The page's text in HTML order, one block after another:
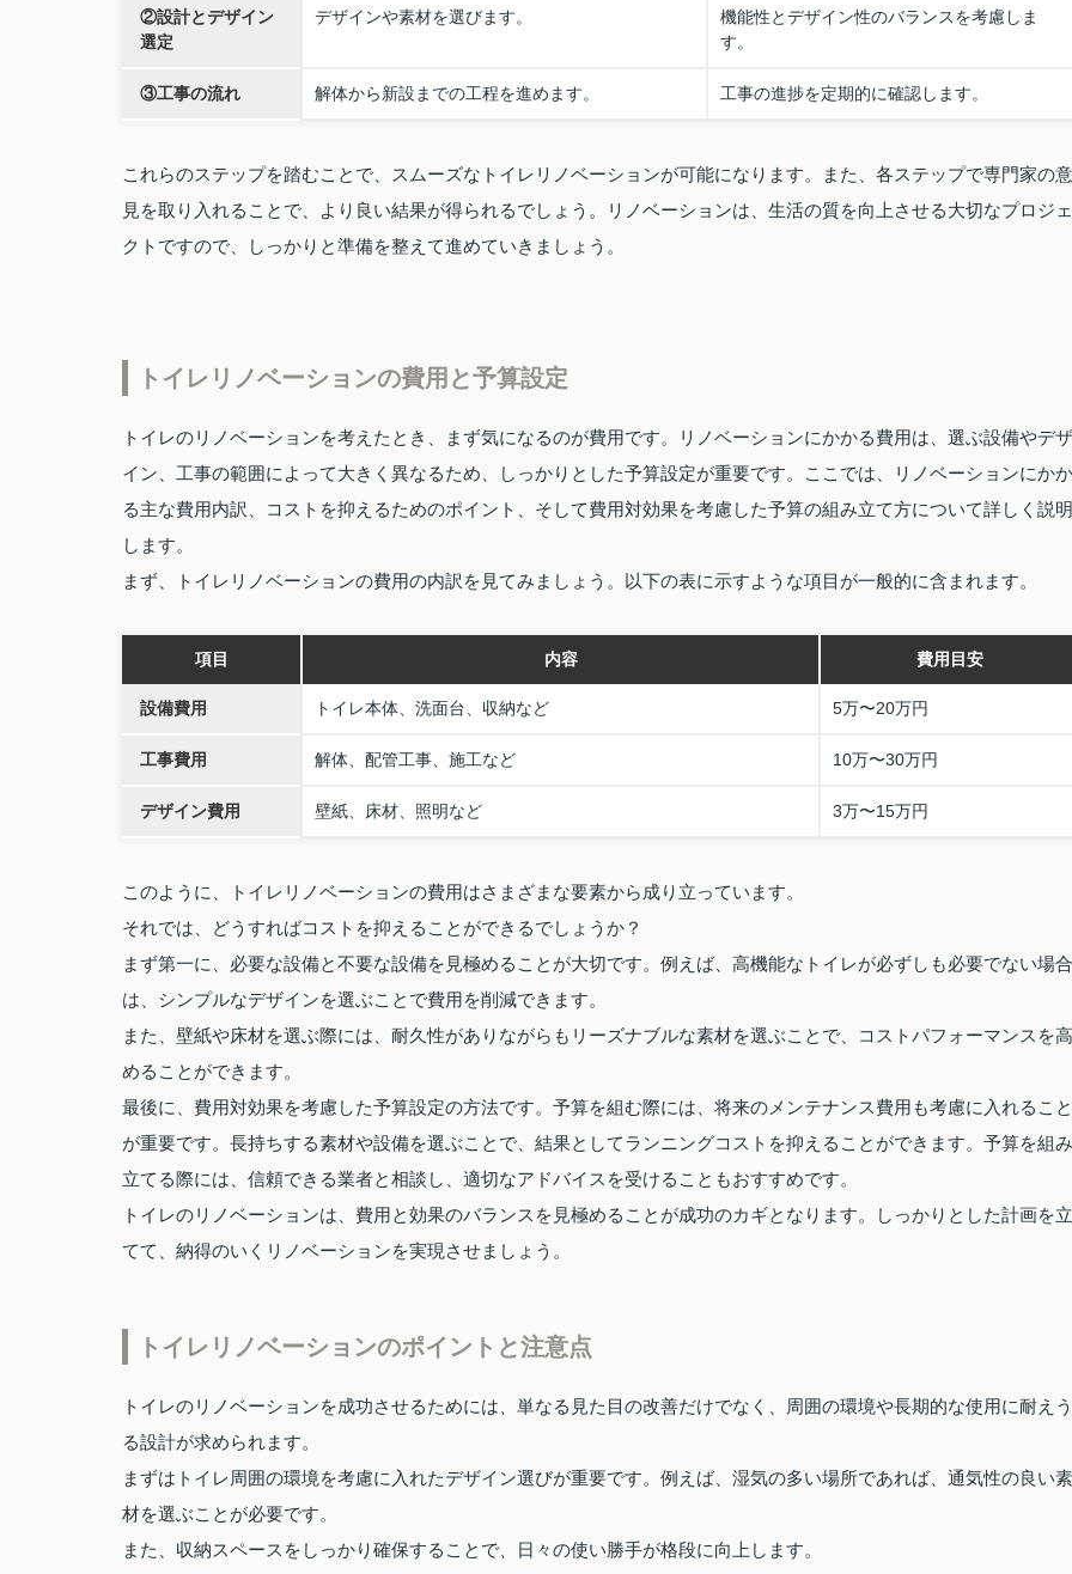
②設計とデザイン
選定
デザインや素材を選びます。
機能性とデザイン性のバランスを考慮しま
す。
③工事の流れ 解体から新設までの工程を進めます。 工事の進捗を定期的に確認します。
これらのステップを踏むことで、スムーズなトイレリノベーションが可能になります。また、各ステップで専門家の意
見を取り入れることで、より良い結果が得られるでしょう。リノベーションは、生活の質を向上させる大切なプロジェ
クトですので、しっかりと準備を整えて進めていきましょう。
トイレリノベーションの費用と予算設定
トイレのリノベーションを考えたとき、まず気になるのが費用です。リノベーションにかかる費用は、選ぶ設備やデザ
イン、工事の範囲によって大きく異なるため、しっかりとした予算設定が重要です。ここでは、リノベーションにかか
る主な費用内訳、コストを抑えるためのポイント、そして費用対効果を考慮した予算の組み立て方について詳しく説明
します。
まず、トイレリノベーションの費用の内訳を見てみましょう。以下の表に示すような項目が一般的に含まれます。
項目 内容 費用目安
設備費用 トイレ本体、洗面台、収納など 5万〜20万円
工事費用 解体、配管工事、施工など 10万〜30万円
デザイン費用 壁紙、床材、照明など 3万〜15万円
このように、トイレリノベーションの費用はさまざまな要素から成り立っています。
それでは、どうすればコストを抑えることができるでしょうか？
まず第一に、必要な設備と不要な設備を見極めることが大切です。例えば、高機能なトイレが必ずしも必要でない場合
は、シンプルなデザインを選ぶことで費用を削減できます。
また、壁紙や床材を選ぶ際には、耐久性がありながらもリーズナブルな素材を選ぶことで、コストパフォーマンスを高
めることができます。
最後に、費用対効果を考慮した予算設定の方法です。予算を組む際には、将来のメンテナンス費用も考慮に入れること
が重要です。長持ちする素材や設備を選ぶことで、結果としてランニングコストを抑えることができます。予算を組み
立てる際には、信頼できる業者と相談し、適切なアドバイスを受けることもおすすめです。
トイレのリノベーションは、費用と効果のバランスを見極めることが成功のカギとなります。しっかりとした計画を立
てて、納得のいくリノベーションを実現させましょう。
トイレリノベーションのポイントと注意点
トイレのリノベーションを成功させるためには、単なる見た目の改善だけでなく、周囲の環境や長期的な使用に耐えう
る設計が求められます。
まずはトイレ周囲の環境を考慮に入れたデザイン選びが重要です。例えば、湿気の多い場所であれば、通気性の良い素
材を選ぶことが必要です。
また、収納スペースをしっかり確保することで、日々の使い勝手が格段に向上します。